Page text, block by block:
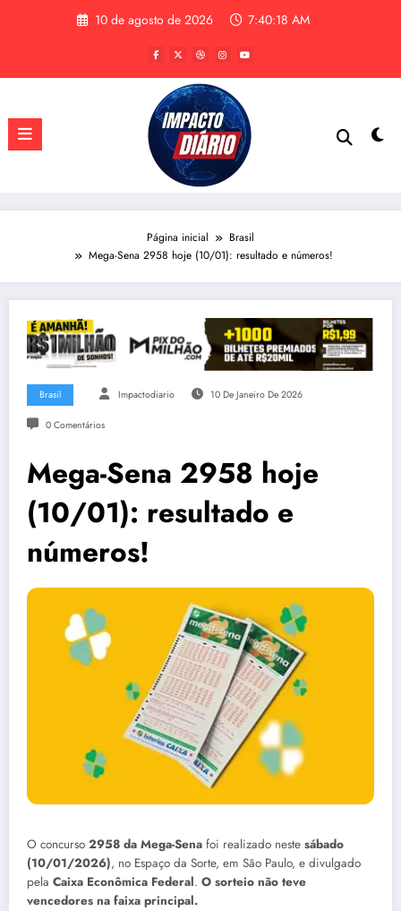
10 de agosto de 2026 7:40:18 AM
Página inicial
Brasil
Mega-Sena 2958 hoje (10/01): resultado e números!
Brasil Impactodiario 10 De Janeiro De 2026
0 Comentários
Mega-Sena 2958 hoje
(10/01): resultado e
números!
O concurso 2958 da Mega-Sena foi realizado neste sábado
(10/01/2026), no Espaço da Sorte, em São Paulo, e divulgado
pela Caixa Econômica Federal. O sorteio não teve
vencedores na faixa principal.